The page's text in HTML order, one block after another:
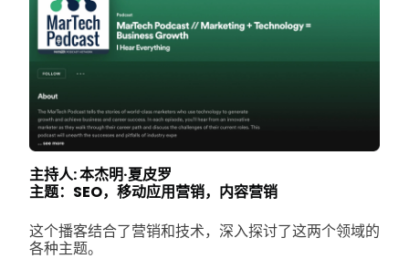
主持人: 本杰明·夏皮罗
主题：SEO，移动应用营销，内容营销
这个播客结合了营销和技术，深入探讨了这两个领域的
各种主题。